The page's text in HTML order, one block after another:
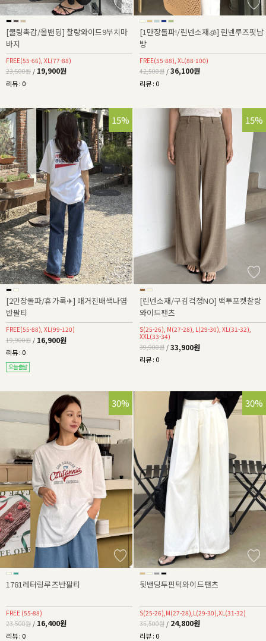
[쿨링촉감/올밴딩] 찰랑와이드9부치마
바지
FREE(55-66), XL(77-88)
23,500원 / 19,900원
리뷰 : 0
[1만장돌파!/린넨소재🧊] 린넨루즈핏남
방
FREE(55-88), XL(88-100)
42,500원 / 36,100원
리뷰 : 0
15%
[2만장돌파/휴가룩✈] 매거진배색나염
반팔티
FREE(55-88), XL(99-120)
19,900원 / 16,900원
리뷰 : 0
15%
[린넨소재/구김걱정NO] 백투포켓찰랑
와이드팬츠
S(25-26), M(27-28), L(29-30), XL(31-32),
XXL(33-34)
39,900원 / 33,900원
리뷰 : 0
30%
1781레터링루즈반팔티
FREE (55-88)
23,500원 / 16,400원
리뷰 : 0
30%
뒷밴딩투핀턱와이드팬츠
S(25-26),M(27-28),L(29-30),XL(31-32)
35,500원 / 24,800원
리뷰 : 0